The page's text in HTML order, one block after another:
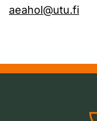
aeahol@utu.fi